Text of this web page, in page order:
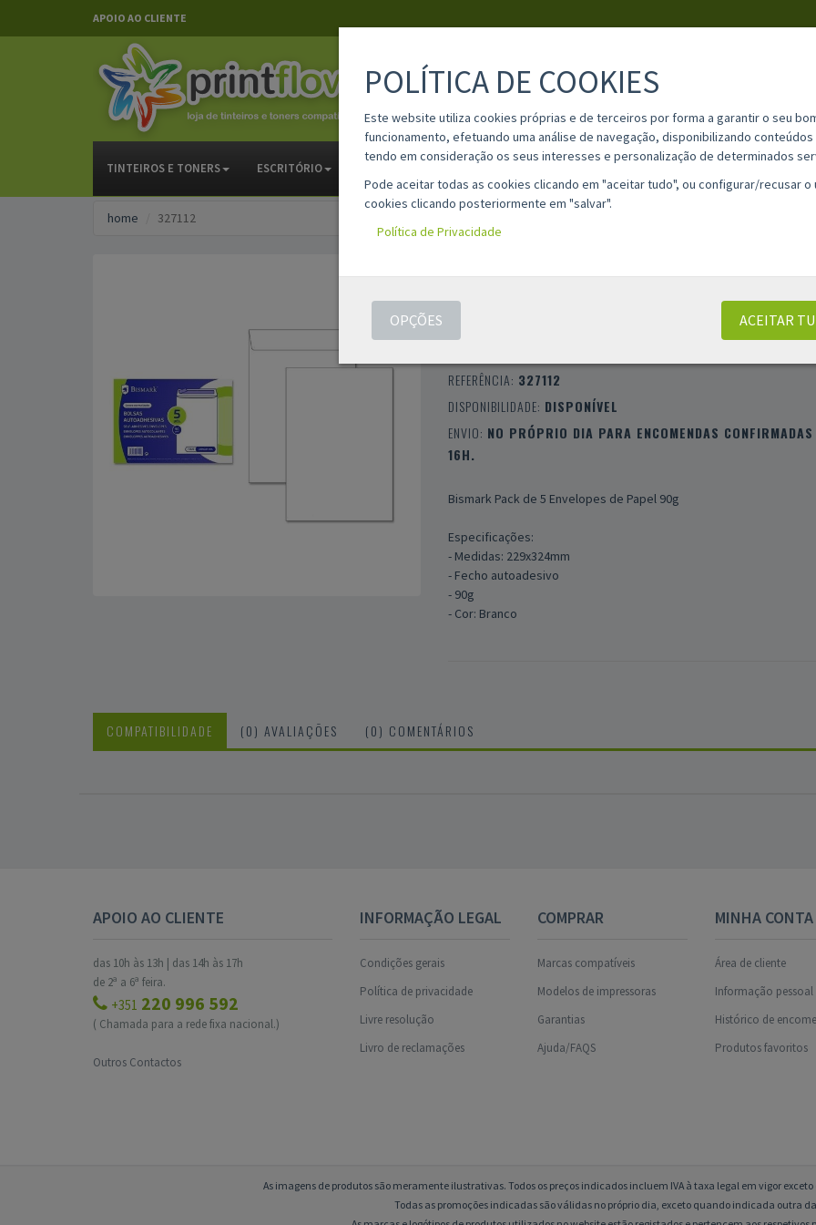
APOIO AO CLIENTE
TINTEIROS E TONERS ESCRITÓRIO MATERIAL ESCOLAR INFORMAÇÕES
home 327112
0 COMENTÁRIOS
REFERÊNCIA: 327112
DISPONIBILIDADE: DISPONÍVEL
ENVIO: NO PRÓPRIO DIA PARA ENCOMENDAS
16H.
Bismark Pack de 5 Envelopes de Papel 90g
Especificações:
- Medidas: 229x324mm
- Fecho autoadesivo
- 90g
- Cor: Branco
COMPATIBILIDADE (0) AVALIAÇÕES (0) COMENTÁRIOS
APOIO AO CLIENTE
das 10h às 13h | das 14h às 17h
de 2ª a 6ª feira.
+351 220 996 592
( Chamada para a rede fixa nacional.)
Outros Contactos
INFORMAÇÃO LEGAL
Condições gerais
Política de privacidade
Livre resolução
Livro de reclamações
COMPRAR
Marcas compatíveis
Modelos de impressoras
Garantias
Ajuda/FAQS
MINHA CONTA
Área de cliente
Informação pessoal
Histórico de
Produtos favoritos
As imagens de produtos são meramente ilustrativas. Todos os preços indicados incluem IVA à taxa legal em vigor
Todas as promoções indicadas são válidas no próprio dia, exceto quando indicada outra
POLÍTICA DE COOKIES
Este website utiliza cookies próprias e de terceiros por forma a garantir o seu
funcionamento, efetuando uma análise de navegação, disponibilizando
tendo em consideração os seus interesses e personalização de determinados
Pode aceitar todas as cookies clicando em "aceitar tudo", ou configurar/recusar o
cookies clicando posteriormente em "salvar".
Política de Privacidade
ACEITAR
OPÇÕES